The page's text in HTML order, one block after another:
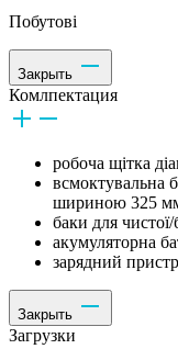
Побутові
Закрыть
Комлпектация
робоча щітка
всмоктувальна
шириною 325
баки для
акумуляторна
зарядний
Закрыть
Загрузки